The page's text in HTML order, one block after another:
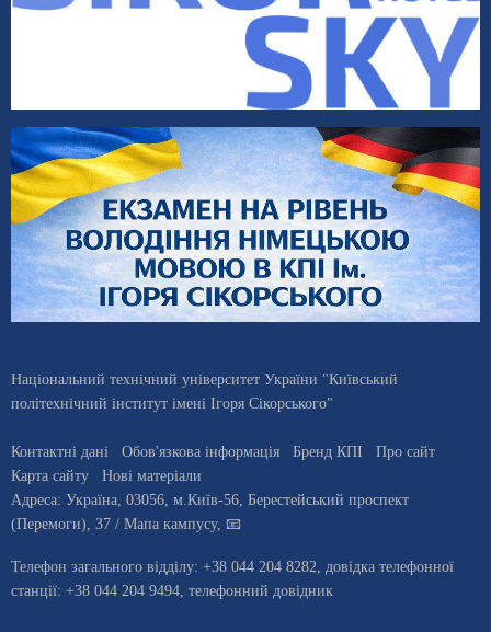
Національний технічний університет України "Київський
політехнічний інститут імені Ігоря Сікорського"
Контактні дані Обов'язкова інформація Бренд КПІ
Про сайт
Карта сайту
Нові матеріали
Адреса: Україна, 03056, м.Київ-56, Берестейський проспект
(Перемоги), 37 / Мапа кампусу, 📧
Телефон загального відділу: +38 044 204 8282, довiдка телефонної
станцiї: +38 044 204 9494, телефонний довідник